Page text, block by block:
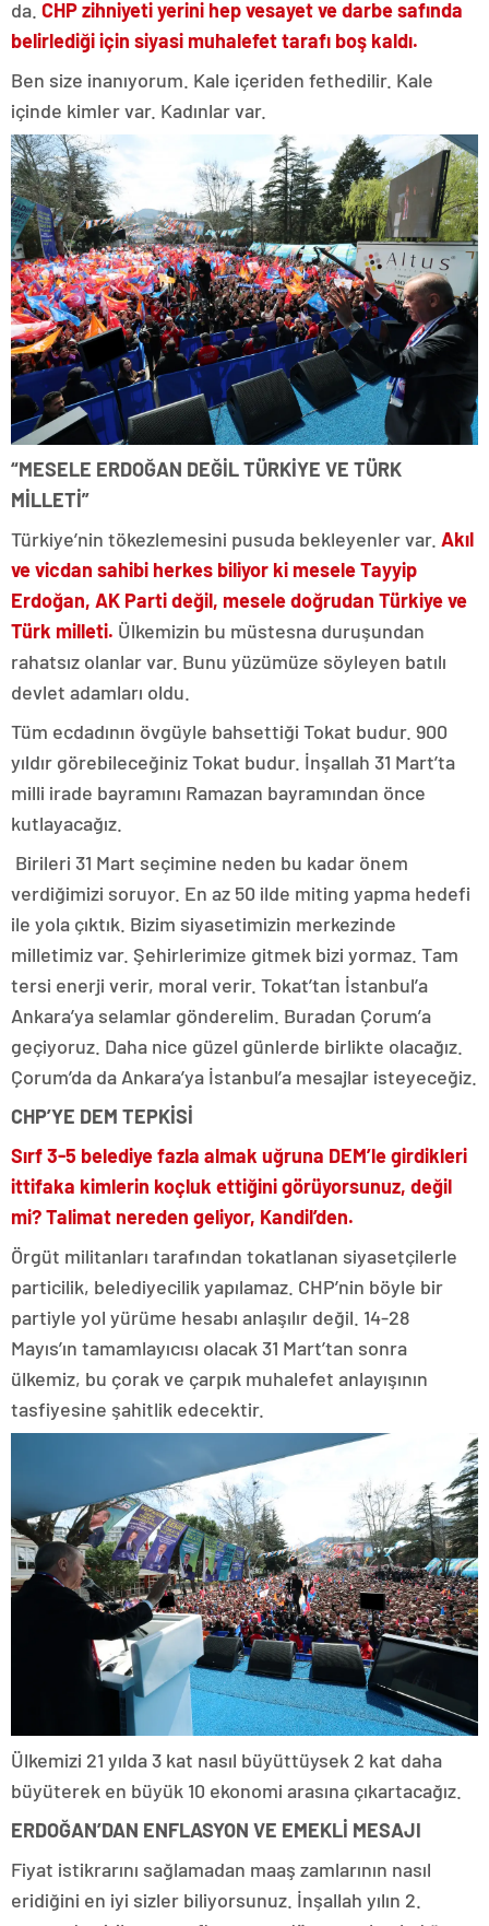
da. CHP zihniyeti yerini hep vesayet ve darbe safında
belirlediği için siyasi muhalefet tarafı boş kaldı.
Ben size inanıyorum. Kale içeriden fethedilir. Kale
içinde kimler var. Kadınlar var.
“MESELE ERDOĞAN DEĞİL TÜRKİYE VE TÜRK
MİLLETİ”
Türkiye’nin tökezlemesini pusuda bekleyenler var. Akıl
ve vicdan sahibi herkes biliyor ki mesele Tayyip
Erdoğan, AK Parti değil, mesele doğrudan Türkiye ve
Türk milleti. Ülkemizin bu müstesna duruşundan
rahatsız olanlar var. Bunu yüzümüze söyleyen batılı
devlet adamları oldu.
Tüm ecdadının övgüyle bahsettiği Tokat budur. 900
yıldır görebileceğiniz Tokat budur. İnşallah 31 Mart’ta
milli irade bayramını Ramazan bayramından önce
kutlayacağız.
Birileri 31 Mart seçimine neden bu kadar önem
verdiğimizi soruyor. En az 50 ilde miting yapma hedefi
ile yola çıktık. Bizim siyasetimizin merkezinde
milletimiz var. Şehirlerimize gitmek bizi yormaz. Tam
tersi enerji verir, moral verir. Tokat’tan İstanbul’a
Ankara’ya selamlar gönderelim. Buradan Çorum’a
geçiyoruz. Daha nice güzel günlerde birlikte olacağız.
Çorum’da da Ankara’ya İstanbul’a mesajlar isteyeceğiz.
CHP’YE DEM TEPKİSİ
Sırf 3-5 belediye fazla almak uğruna DEM’le girdikleri
ittifaka kimlerin koçluk ettiğini görüyorsunuz, değil
mi? Talimat nereden geliyor, Kandil’den.
Örgüt militanları tarafından tokatlanan siyasetçilerle
particilik, belediyecilik yapılamaz. CHP’nin böyle bir
partiyle yol yürüme hesabı anlaşılır değil. 14-28
Mayıs’ın tamamlayıcısı olacak 31 Mart’tan sonra
ülkemiz, bu çorak ve çarpık muhalefet anlayışının
tasfiyesine şahitlik edecektir.
Ülkemizi 21 yılda 3 kat nasıl büyüttüysek 2 kat daha
büyüterek en büyük 10 ekonomi arasına çıkartacağız.
ERDOĞAN’DAN ENFLASYON VE EMEKLİ MESAJI
Fiyat istikrarını sağlamadan maaş zamlarının nasıl
eridiğini en iyi sizler biliyorsunuz. İnşallah yılın 2.